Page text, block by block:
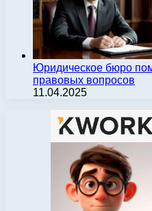
Юридическое бюро
правовых вопросов
11.04.2025